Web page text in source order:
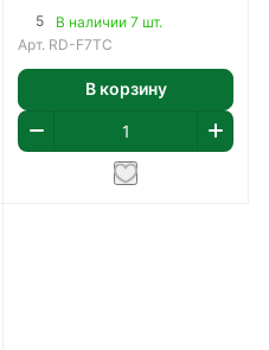
5
В наличии 7 шт.
Арт. RD-F7TC
В корзину